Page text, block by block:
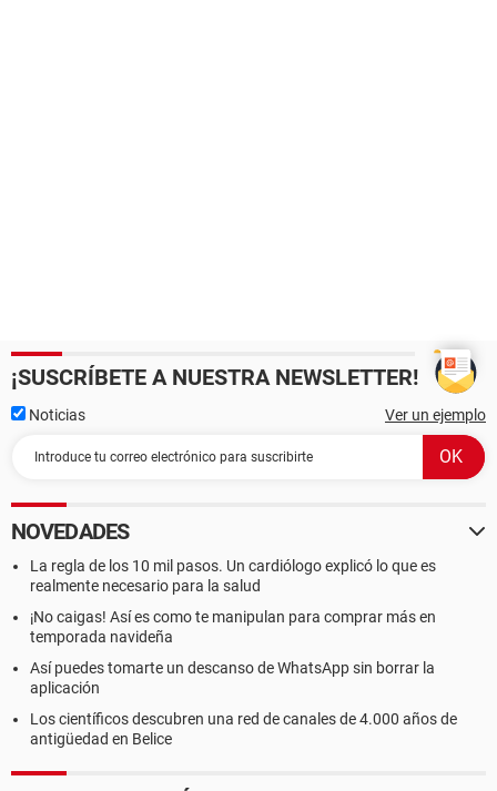
¡SUSCRÍBETE A NUESTRA NEWSLETTER!
Noticias Ver un ejemplo
NOVEDADES
La regla de los 10 mil pasos. Un cardiólogo explicó lo que es
realmente necesario para la salud
¡No caigas! Así es como te manipulan para comprar más en
temporada navideña
Así puedes tomarte un descanso de WhatsApp sin borrar la
aplicación
Los científicos descubren una red de canales de 4.000 años de
antigüedad en Belice